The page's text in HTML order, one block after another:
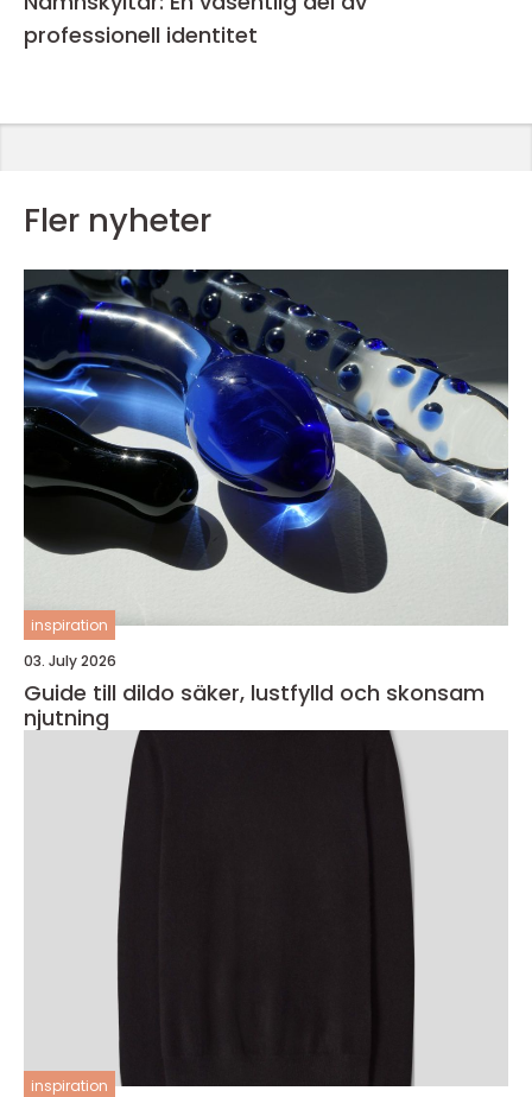
professionell identitet
Fler nyheter
inspiration
03. July 2026
Guide till dildo säker, lustfylld och skonsam
njutning
inspiration